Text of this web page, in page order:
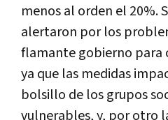
menos al orden el 20%.
alertaron por los
flamante gobierno
ya que las medidas
bolsillo de los grupos
vulnerables, y, por otro